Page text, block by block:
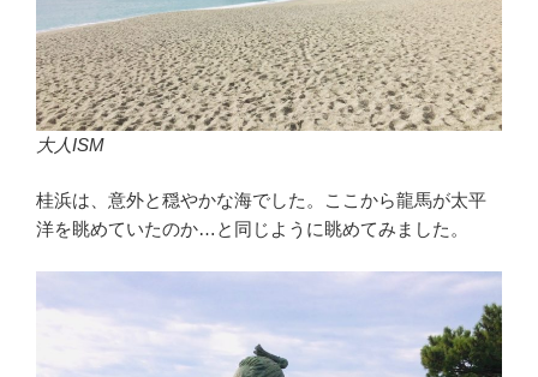
大人ISM
桂浜は、意外と穏やかな海でした。ここから龍馬が太平
洋を眺めていたのか…と同じように眺めてみました。